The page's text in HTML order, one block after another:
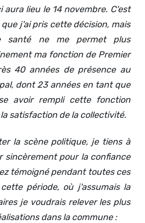
lieu le 14 novembre. C'est
j'ai pris cette décision, mais
santé ne me permet plus
ma fonction de Premier
40 années de présence au
dont 23 années en tant que
avoir rempli cette fonction
satisfaction de la collectivité.
la scène politique, je tiens à
sincèrement pour la confiance
témoigné pendant toutes ces
période, où j'assumais la
je voudrais relever les plus
dans la commune :